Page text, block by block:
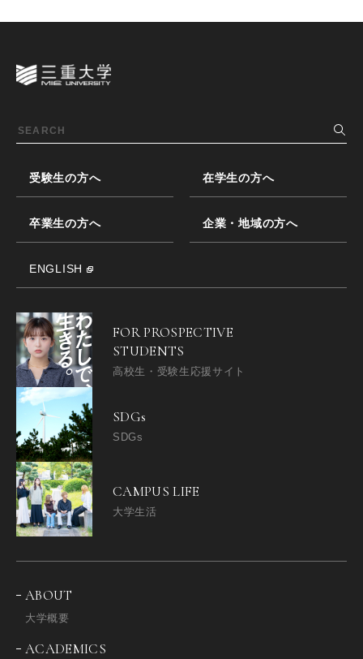
受験生の方へ 在学生の方へ
卒業生の方へ 企業・地域の方へ
ENGLISH
FOR PROSPECTIVE
STUDENTS
高校生・受験生応援サイト
SDGs
SDGs
CAMPUS LIFE
大学生活
ABOUT
大学概要
ACADEMICS